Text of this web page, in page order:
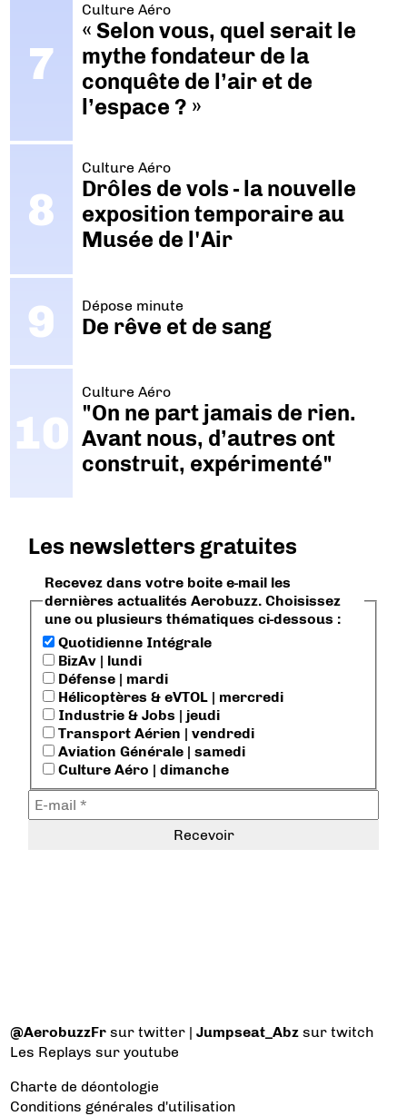
Culture Aéro
« Selon vous, quel serait le
mythe fondateur de la
conquête de l’air et de
l’espace ? »
Culture Aéro
Drôles de vols - la nouvelle
exposition temporaire au
Musée de l'Air
Dépose minute
De rêve et de sang
Culture Aéro
"On ne part jamais de rien.
Avant nous, d’autres ont
construit, expérimenté"
Les newsletters gratuites
Recevez dans votre boite e-mail les
dernières actualités Aerobuzz. Choisissez
une ou plusieurs thématiques ci-dessous :
Quotidienne Intégrale
BizAv | lundi
Défense | mardi
Hélicoptères & eVTOL | mercredi
Industrie & Jobs | jeudi
Transport Aérien | vendredi
Aviation Générale | samedi
Culture Aéro | dimanche
@AerobuzzFr sur twitter |Jumpseat_Abz sur twitch
Les Replays sur youtube
Charte de déontologie
Conditions générales d'utilisation